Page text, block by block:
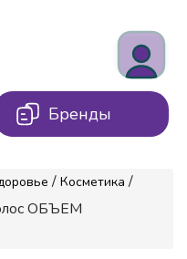
Бренды
/ Косметика /
ОБЪЕМ